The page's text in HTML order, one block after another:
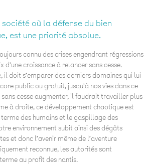
où la défense du bien
est une priorité absolue.
connu des crises engendrant régressions
croissance à relancer sans cesse.
il doit s’emparer des derniers domaines qui lui
public ou gratuit, jusqu’à nos vies dans ce
cesse augmenter, il faudrait travailler plus
à droite, ce développement chaotique est
des humains et le gaspillage des
environnement subit ainsi des dégâts
et donc l’avenir même de l’aventure
reconnue, les autorités sont
au profit des nantis.